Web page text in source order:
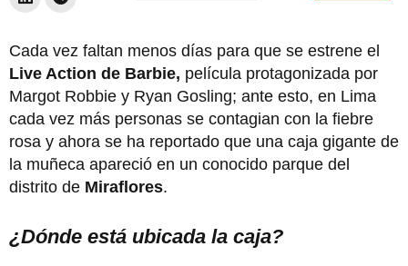
Cada vez faltan menos días para que se estrene el
Live Action de Barbie, película protagonizada por
Margot Robbie y Ryan Gosling; ante esto, en Lima
cada vez más personas se contagian con la fiebre
rosa y ahora se ha reportado que una caja gigante de
la muñeca apareció en un conocido parque del
distrito de Miraflores.
¿Dónde está ubicada la caja?